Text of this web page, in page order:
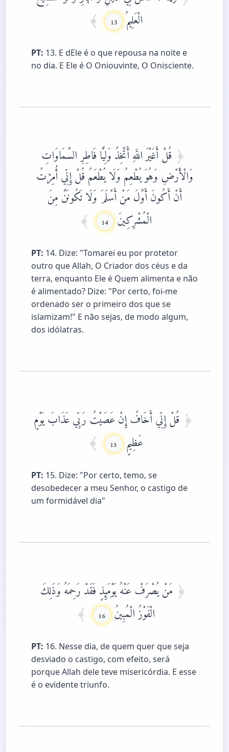
الْعَلِيمُ 13
PT: 13. E dEle é o que repousa na noite e
no dia. E Ele é O Oniouvinte, O Onisciente.
قُلْ أَغَيْرَ اللَّهِ أَتَّخِذُ وَلِيًّا فَاطِرِ السَّمَاوَاتِ
وَالْأَرْضِ وَهُوَ يُطْعِمُ وَلَا يُطْعَمُ قُلْ إِنِّي أُمِرْتُ
أَنْ أَكُونَ أَوَّلَ مَنْ أَسْلَمَ وَلَا تَكُونَنَّ مِنَ
الْمُشْرِكِينَ 14
PT: 14. Dize: "Tomarei eu por protetor
outro que Allah, O Criador dos céus e da
terra, enquanto Ele é Quem alimenta e não
é alimentado? Dize: "Por certo, foi-me
ordenado ser o primeiro dos que se
islamizam!" E não sejas, de modo algum,
dos idólatras.
قُلْ إِنِّي أَخَافُ إِنْ عَصَيْتُ رَبِّي عَذَابَ يَوْمٍ
عَظِيمٍ 15
PT: 15. Dize: "Por certo, temo, se
desobedecer a meu Senhor, o castigo de
um formidável dia"
مَنْ يُصْرَفْ عَنْهُ يَوْمَئِذٍ فَقَدْ رَحِمَهُ وَذَلِكَ
الْفَوْزُ الْمُبِينُ 16
PT: 16. Nesse dia, de quem quer que seja
desviado o castigo, com efeito, será
porque Allah dele teve misericórdia. E esse
é o evidente triunfo.